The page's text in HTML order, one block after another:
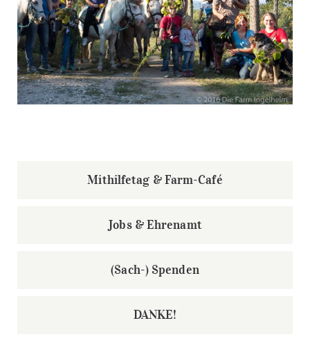
Mithilfetag & Farm-Café
Jobs & Ehrenamt
(Sach-) Spenden
DANKE!